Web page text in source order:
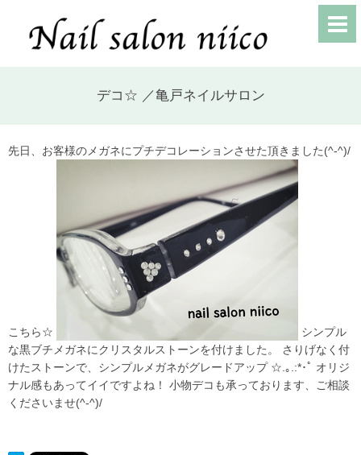
デコ☆ ／亀戸ネイルサロン
先日、お客様のメガネにプチデコレーションさせた頂きました(^-^)/
こちら☆
シンプル
な黒ブチメガネにクリスタルストーンを付けました。 さりげなく付
けたストーンで、シンプルメガネがグレードアップ ☆.｡.:*･ﾟ オリジ
ナル感もあってイイですよね！ 小物デコも承っております、ご相談
くださいませ(^-^)/